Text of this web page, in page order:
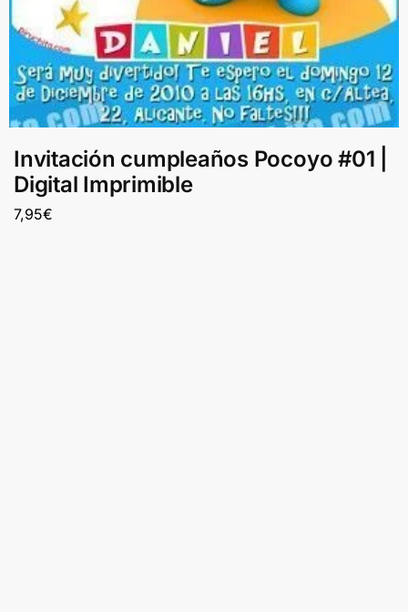
Invitación cumpleaños Pocoyo #01 |
Digital Imprimible
7,95€